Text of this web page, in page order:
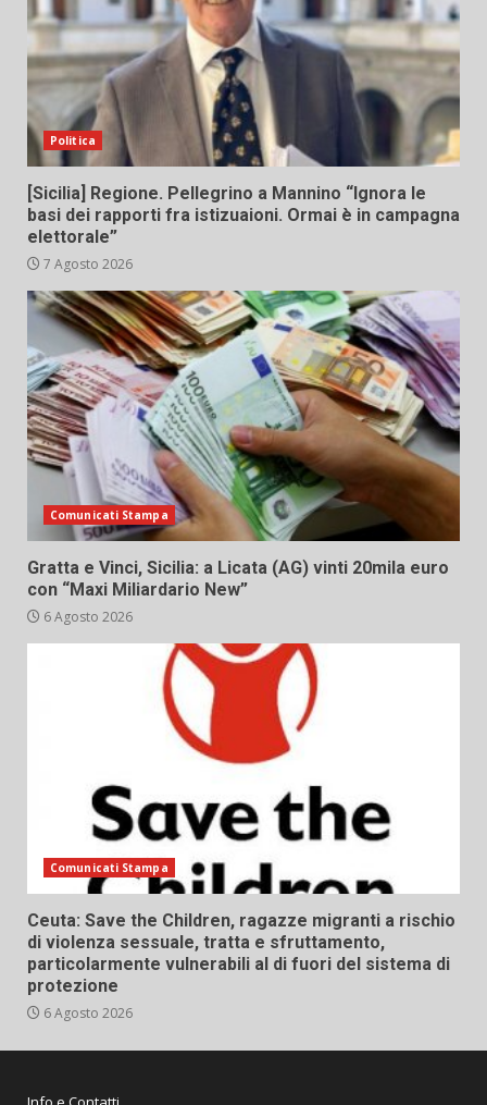
Politica
[Sicilia] Regione. Pellegrino a Mannino “Ignora le
basi dei rapporti fra istizuaioni. Ormai è in campagna
elettorale”
7 Agosto 2026
Comunicati Stampa
Gratta e Vinci, Sicilia: a Licata (AG) vinti 20mila euro
con “Maxi Miliardario New”
6 Agosto 2026
Comunicati Stampa
Ceuta: Save the Children, ragazze migranti a rischio
di violenza sessuale, tratta e sfruttamento,
particolarmente vulnerabili al di fuori del sistema di
protezione
6 Agosto 2026